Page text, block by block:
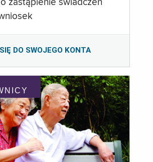
zastąpienie świadczeń
DO SWOJEGO KONTA